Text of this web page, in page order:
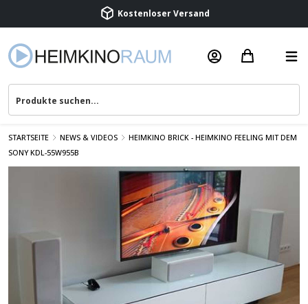
Kostenloser Versand
Beratung & Service
STARTSEITE NEWS & VIDEOS
HEIMKINO BRICK - HEIMKINO FEELING MIT DEM
SONY KDL-55W955B